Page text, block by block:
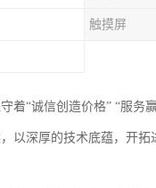
触摸屏
着“诚信创造价格” “服
以深厚的技术底蕴，开